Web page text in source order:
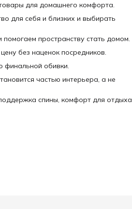
для домашнего комфорта.
для себя и близких и выбирать
пространству стать домом.
без наценок посредников.
финальной обивки.
частью интерьера, а не
спины, комфорт для отдыха